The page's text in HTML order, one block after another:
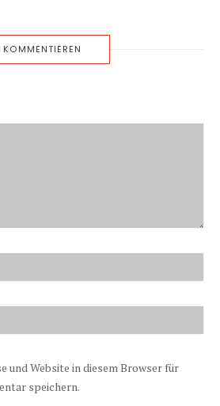
KOMMENTIEREN
und Website in diesem Browser für
speichern.